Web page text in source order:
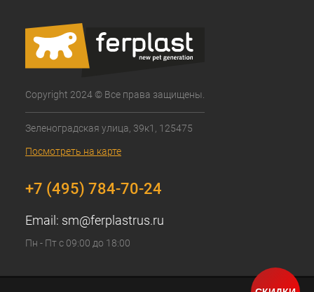
Copyright 2024 © Все права защищены.
Зеленоградская улица, 39к1, 125475
Посмотреть на карте
+7 (495) 784-70-24
Email: sm@ferplastrus.ru
Пн - Пт с 09:00 до 18:00